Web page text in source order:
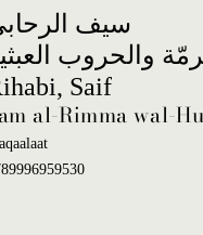
سيف
والحروب
Saif
al-Rimma wal-